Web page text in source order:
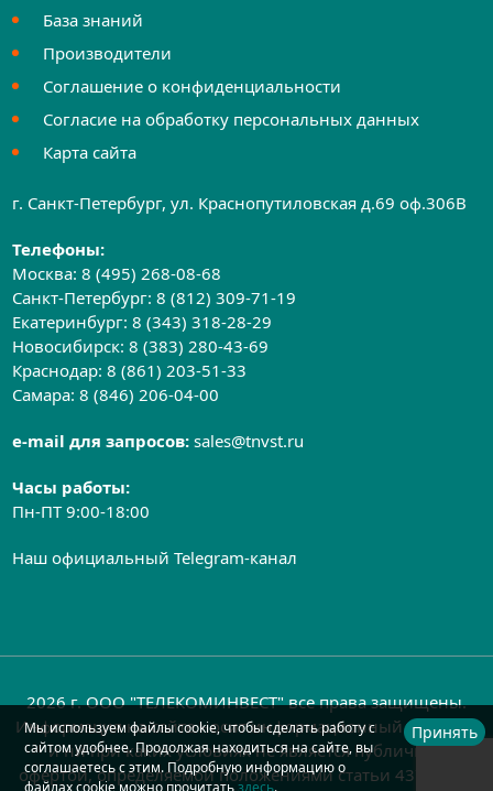
База знаний
Производители
Соглашение о конфиденциальности
Согласие на обработку персональных данных
Карта сайта
г. Санкт-Петербург, ул. Краснопутиловская д.69 оф.306B
Телефоны:
Москва:8 (495) 268-08-68
Санкт-Петербург:8 (812) 309-71-19
Екатеринбург:8 (343) 318-28-29
Новосибирск:8 (383) 280-43-69
Краснодар:8 (861) 203-51-33
Самара:8 (846) 206-04-00
e-mail для запросов:sales@tnvst.ru
Часы работы:
Пн-ПТ 9:00-18:00
Наш официальный Telegram-канал
2026 г. ООО "ТЕЛЕКОМИНВЕСТ" все права защищены.
Информация на сайте носит информационный характер
и ни при каких условиях не является публичной
офертой, определяемой положениями статьи 437 ГК РФ
Мы используем файлы cookie, чтобы сделать работу с
сайтом удобнее. Продолжая находиться на сайте, вы
соглашаетесь с этим. Подробную информацию о
файлах cookie можно прочитатьздесь.
Принять